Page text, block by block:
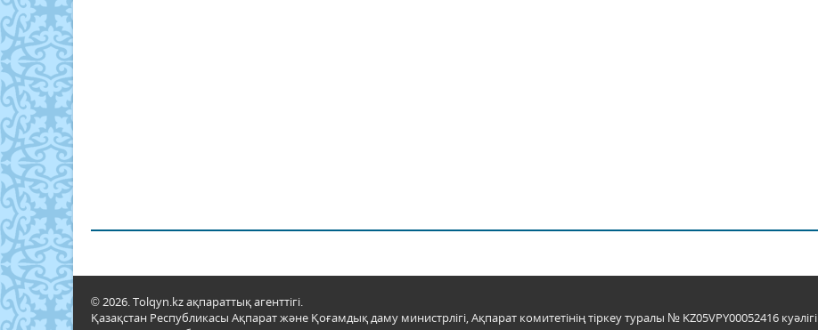
© 2026. Tolqyn.kz ақпараттық агенттігі.
Қазақстан Республикасы Ақпарат және Қоғамдық даму министрлігі, Ақпарат комитетінің тіркеу туралы № KZ05VPY00052416 куәлігі